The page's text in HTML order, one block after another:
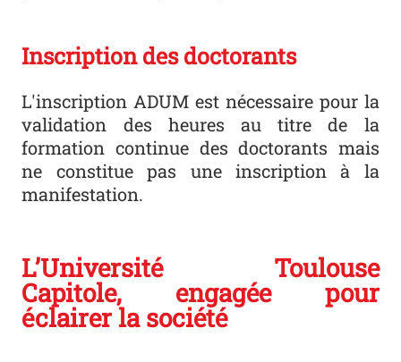
Inscription des doctorants
L'inscription ADUM est nécessaire pour la
validation des heures au titre de la
formation continue des doctorants mais
ne constitue pas une inscription à la
manifestation.
L’Université Toulouse
Capitole, engagée pour
éclairer la société